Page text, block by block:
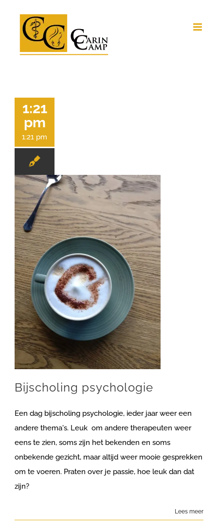
1:21
pm
1:21 pm
Bijscholing psychologie
Een dag bijscholing psychologie, ieder jaar weer een
andere thema's. Leuk om andere therapeuten weer
eens te zien, soms zijn het bekenden en soms
onbekende gezicht, maar altijd weer mooie gesprekken
om te voeren. Praten over je passie, hoe leuk dan dat
zijn?
Lees meer